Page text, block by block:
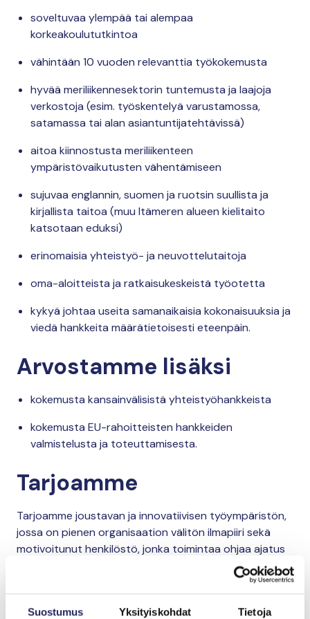
Suostumus Yksityiskohdat Tietoja
soveltuvaa ylempää tai alempaa
korkeakoulututkintoa
vähintään 10 vuoden relevanttia työkokemusta
hyvää meriliikennesektorin tuntemusta ja laajoja
verkostoja (esim. työskentelyä varustamossa,
satamassa tai alan asiantuntijatehtävissä)
aitoa kiinnostusta meriliikenteen
ympäristövaikutusten vähentämiseen
sujuvaa englannin, suomen ja ruotsin suullista ja
kirjallista taitoa (muu Itämeren alueen kielitaito
katsotaan eduksi)
erinomaisia yhteistyö- ja neuvottelutaitoja
oma-aloitteista ja ratkaisukeskeistä työotetta
kykyä johtaa useita samanaikaisia kokonaisuuksia ja
viedä hankkeita määrätietoisesti eteenpäin.
Arvostamme lisäksi
kokemusta kansainvälisistä yhteistyöhankkeista
kokemusta EU-rahoitteisten hankkeiden
valmistelusta ja toteuttamisesta.
Tarjoamme
Tarjoamme joustavan ja innovatiivisen työympäristön,
jossa on pienen organisaation välitön ilmapiiri sekä
motivoitunut henkilöstö, jonka toimintaa ohjaa ajatus
Seuraamme henkilöstön hyvinvointia tutkimuksin ja
kehitämme toimintatapojamme säännöllisesti.